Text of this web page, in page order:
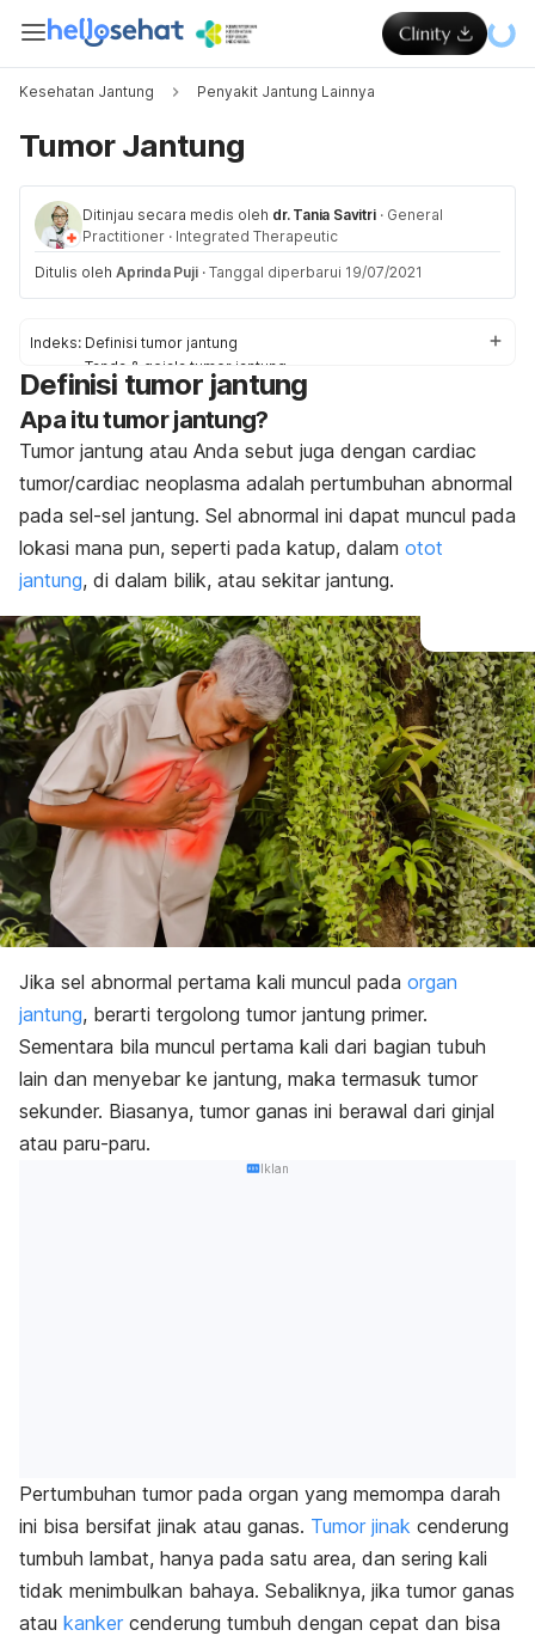
Kesehatan Jantung Penyakit Jantung Lainnya
Tumor Jantung
Ditinjau secara medis oleh dr. Tania Savitri · General
Practitioner · Integrated Therapeutic
Ditulis oleh Aprinda Puji · Tanggal diperbarui 19/07/2021
Indeks: Definisi tumor jantung
Tanda & gejala tumor jantung
Penyebab tumor jantung
Faktor pemicu tumor jantung
Diagnosis dan pengobatan tumor jantung
Pengobatan tumor jantung di rumah
Pencegahan tumor jantung
Definisi tumor jantung
Apa itu tumor jantung?
Tumor jantung atau Anda sebut juga dengan cardiac
tumor/cardiac neoplasma adalah pertumbuhan abnormal
pada sel-sel jantung. Sel abnormal ini dapat muncul pada
lokasi mana pun, seperti pada katup, dalam otot
jantung, di dalam bilik, atau sekitar jantung.
Jika sel abnormal pertama kali muncul pada organ
jantung, berarti tergolong tumor jantung primer.
Sementara bila muncul pertama kali dari bagian tubuh
lain dan menyebar ke jantung, maka termasuk tumor
sekunder. Biasanya, tumor ganas ini berawal dari ginjal
atau paru-paru.
Iklan
Pertumbuhan tumor pada organ yang memompa darah
ini bisa bersifat jinak atau ganas. Tumor jinak cenderung
tumbuh lambat, hanya pada satu area, dan sering kali
tidak menimbulkan bahaya. Sebaliknya, jika tumor ganas
atau kanker cenderung tumbuh dengan cepat dan bisa